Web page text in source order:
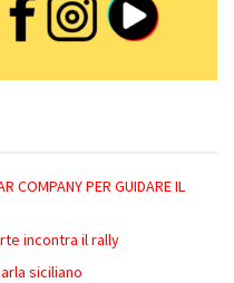
COMPANY PER GUIDARE IL
incontra il rally
siciliano